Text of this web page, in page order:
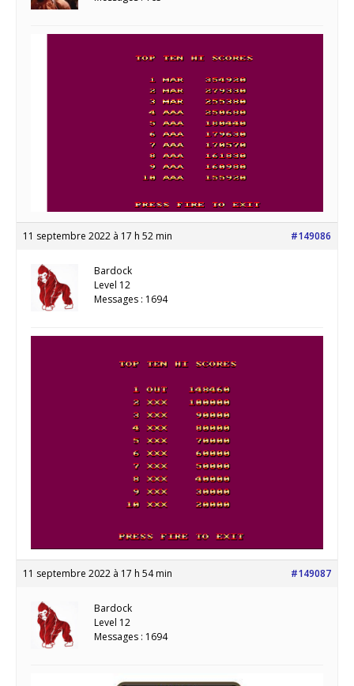
11 septembre 2022 à 17 h 52 min #149086
Bardock
Level 12
Messages : 1694
11 septembre 2022 à 17 h 54 min #149087
Bardock
Level 12
Messages : 1694